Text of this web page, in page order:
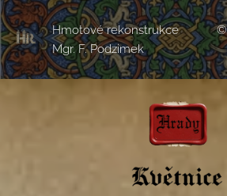
Hmotové rekonstrukce ©
Mgr. F. Podzimek